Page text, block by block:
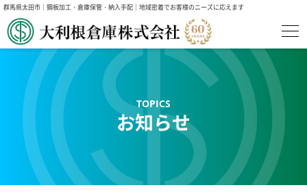
群馬県太田市｜鋼板加工・倉庫保管・納入手配｜地域密着でお客様のニーズに応えます
お知らせ